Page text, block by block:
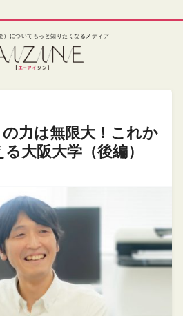
）についてもっと知りたくなるメディア
力は無限大！これか
大阪大学（後編）